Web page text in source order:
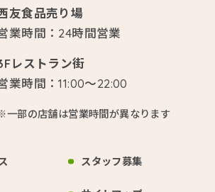
友食品売り場
業時間：24時間営業
レストラン街
業時間：11:00～22:00
一部の店舗は営業時間が異なります
スタッフ募集